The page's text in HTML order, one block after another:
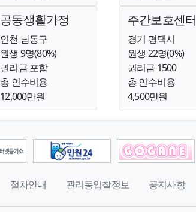
공동생활가정
인천 남동구
원생 9명(80%)
권리금 포함
총 인수비용
12,000만원
주간보호센터
경기 평택시
원생 22명(0%)
권리금 1500
총 인수비용
4,500만원
절차안내 관리동입찰정보 공지사항